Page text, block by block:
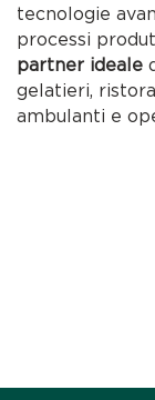
tecnologie
processi
partner ideale
gelatieri,
ambulanti e